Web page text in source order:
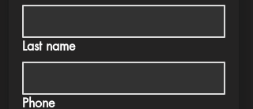
Last name
Phone